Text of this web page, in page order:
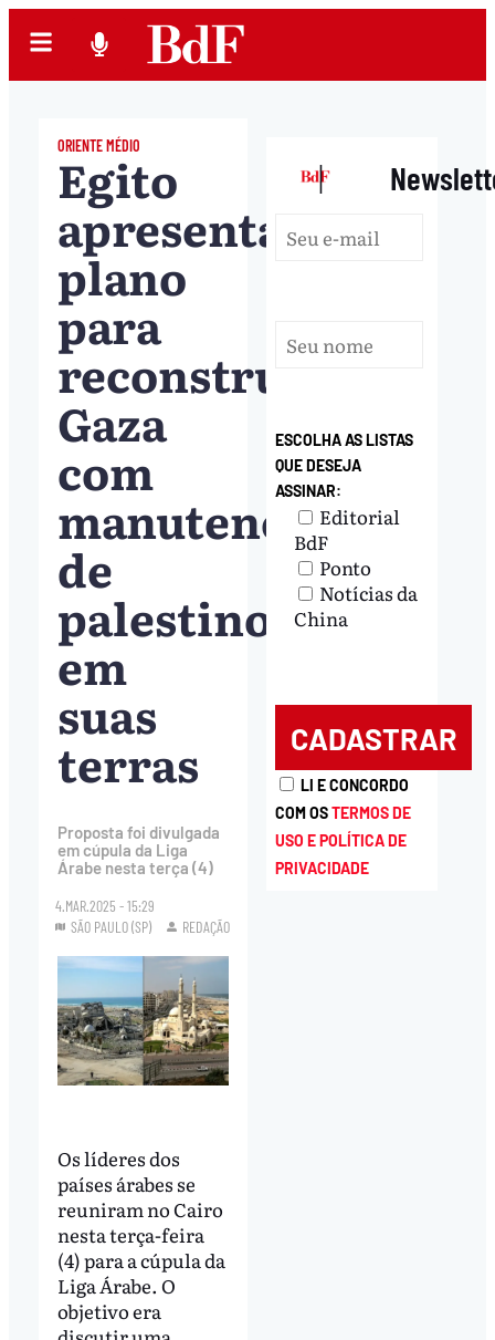
ORIENTE MÉDIO
Egito
apresenta
plano
para
reconstruir
Gaza
com
manutenção
de
palestinos
em
suas
terras
Proposta foi divulgada
em cúpula da Liga
Árabe nesta terça (4)
4.MAR.2025 - 15:29
SÃO PAULO (SP)
REDAÇÃO
Os líderes dos
países árabes se
reuniram no Cairo
nesta terça-feira
(4) para a cúpula da
Liga Árabe. O
objetivo era
|
ESCOLHA AS LISTAS
QUE DESEJA
ASSINAR:
Editorial
BdF
Ponto
Notícias da
China
LI E CONCORDO
COM OSTERMOS DE
USO E POLÍTICA DE
PRIVACIDADE